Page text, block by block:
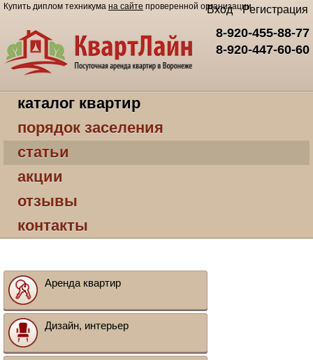
Купить диплом техникума на сайте проверенной организации
8-920-455-88-77
8-920-447-60-60
Вход Регистрация
каталог квартир
порядок заселения
статьи
акции
отзывы
контакты
Аренда квартир
Дизайн, интерьер